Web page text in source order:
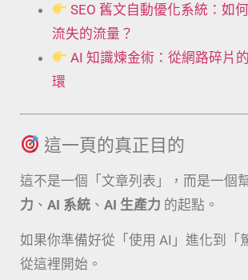
SEO 舊文自動優化系統：如
流失的流量？
AI 知識煉金術：從網路碎片
環
這一頁的真正目的
這不是一個「文章列表」，而是一個
力 、 AI 系統 、 AI 生產力 的起點。
如果你準備好從「使用 AI」進化到「
從這裡開始。